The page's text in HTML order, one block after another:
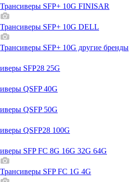
Трансиверы SFP+ 10G FINISAR
Трансиверы SFP+ 10G DELL
Трансиверы SFP+ 10G другие бренды
SFP28 25G
QSFP 40G
QSFP 50G
QSFP28 100G
SFP FC 8G 16G 32G 64G
Трансиверы SFP FC 1G 4G